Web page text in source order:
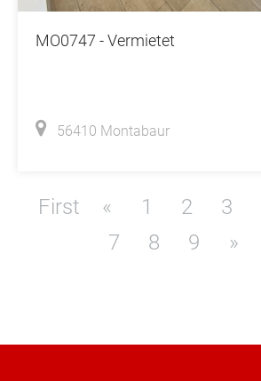
MO0747 - Vermietet
56410 Montabaur
First « 1 2 3
7
8 9 »